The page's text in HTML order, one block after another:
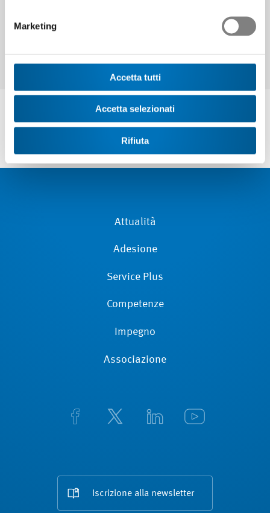
Marketing
Accetta tutti
Accetta selezionati
Rifiuta
Attualità
Adesione
Service Plus
Competenze
Impegno
Associazione
Iscrizione alla newsletter